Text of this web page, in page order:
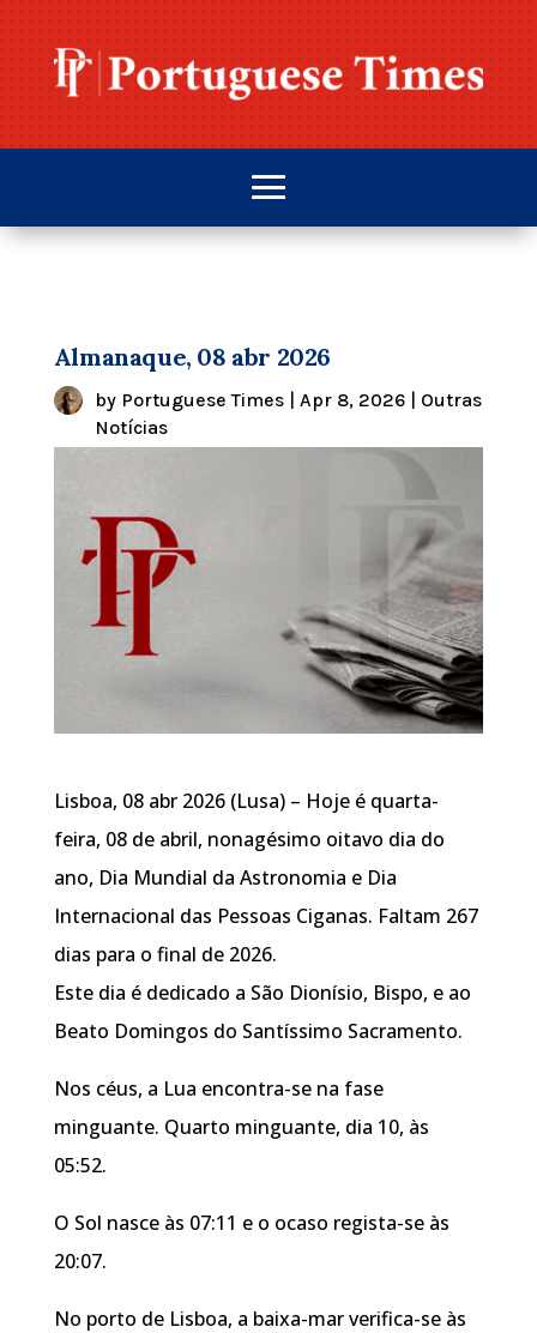
Almanaque, 08 abr 2026
by Portuguese Times| Apr 8, 2026| Outras
Notícias
Lisboa, 08 abr 2026 (Lusa) – Hoje é quarta-
feira, 08 de abril, nonagésimo oitavo dia do
ano, Dia Mundial da Astronomia e Dia
Internacional das Pessoas Ciganas. Faltam 267
dias para o final de 2026.
Este dia é dedicado a São Dionísio, Bispo, e ao
Beato Domingos do Santíssimo Sacramento.
Nos céus, a Lua encontra-se na fase
minguante. Quarto minguante, dia 10, às
05:52.
O Sol nasce às 07:11 e o ocaso regista-se às
20:07.
No porto de Lisboa, a baixa-mar verifica-se às